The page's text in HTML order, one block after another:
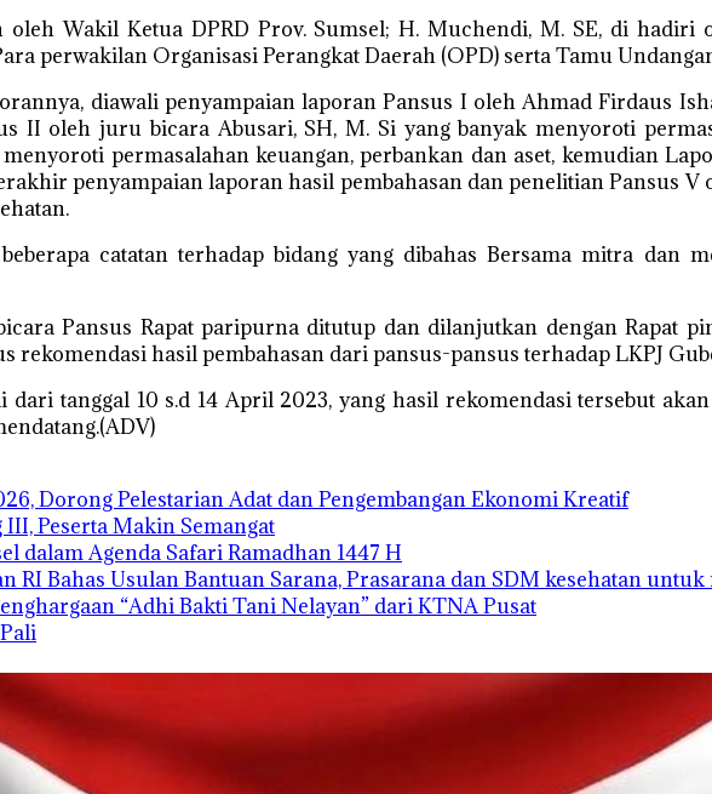
Wakil Ketua DPRD Prov. Sumsel; H. Muchendi, M. SE, di
perwakilan Organisasi Perangkat Daerah (OPD) serta Tamu
diawali penyampaian laporan Pansus I oleh Ahmad Firdaus
II oleh juru bicara Abusari, SH, M. Si yang banyak menyoroti
permasalahan keuangan, perbankan dan aset, kemudian
penyampaian laporan hasil pembahasan dan penelitian Pansus
catatan terhadap bidang yang dibahas Bersama mitra dan
Pansus Rapat paripurna ditutup dan dilanjutkan dengan Rapat
rekomendasi hasil pembahasan dari pansus-pansus terhadap LKPJ
tanggal 10 s.d 14 April 2023, yang hasil rekomendasi tersebut
Dorong Pelestarian Adat dan Pengembangan Ekonomi Kreatif
Peserta Makin Semangat
dalam Agenda Safari Ramadhan 1447 H
Bahas Usulan Bantuan Sarana, Prasarana dan SDM kesehatan untuk
“Adhi Bakti Tani Nelayan” dari KTNA Pusat